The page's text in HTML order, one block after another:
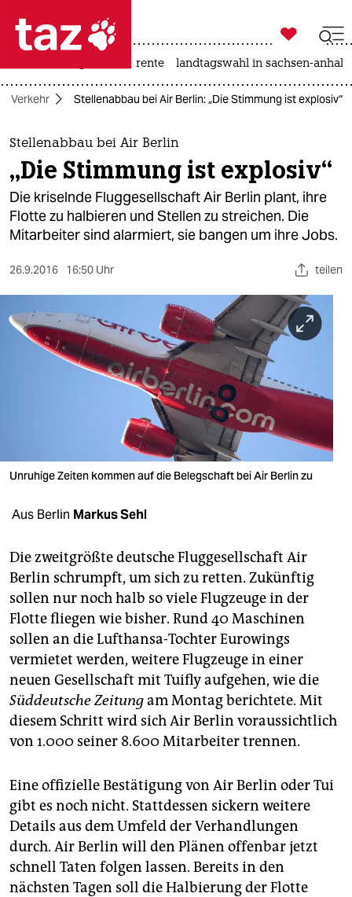
 taz zahl ich
taz zahl ich
themen
politik
öko
sport
berlin
verlag
veranstaltungen
shop
fragen & hilfe
unterstützen
abo
genossenschaft
epaper login

taz zahl ich
rente landtagswahl in sachsen-anhalt
Verkehr Stellenabbau bei Air Berlin: „Die Stimmung ist explosiv“
Stellenabbau bei Air Berlin
„Die Stimmung ist explosiv“
Die kriselnde Fluggesellschaft Air Berlin plant, ihre
Flotte zu halbieren und Stellen zu streichen. Die
Mitarbeiter sind alarmiert, sie bangen um ihre Jobs.
26.9.2016 16:50 Uhr teilen
Unruhige Zeiten kommen auf die Belegschaft bei Air Berlin zu
Aus Berlin Markus Sehl
Die zweitgrößte deutsche Fluggesellschaft Air
Berlin schrumpft, um sich zu retten. Zukünftig
sollen nur noch halb so viele Flugzeuge in der
Flotte fliegen wie bisher. Rund 40 Maschinen
sollen an die Lufthansa-Tochter Eurowings
vermietet werden, weitere Flugzeuge in einer
neuen Gesellschaft mit Tuifly aufgehen, wie die
Süddeutsche Zeitungam Montag berichtete. Mit
diesem Schritt wird sich Air Berlin voraussichtlich
von 1.000 seiner 8.600 Mitarbeiter trennen.
Eine offizielle Bestätigung von Air Berlin oder Tui
gibt es noch nicht. Stattdessen sickern weitere
Details aus dem Umfeld der Verhandlungen
durch. Air Berlin will den Plänen offenbar jetzt
schnell Taten folgen lassen. Bereits in den
nächsten Tagen soll die Halbierung der Flotte